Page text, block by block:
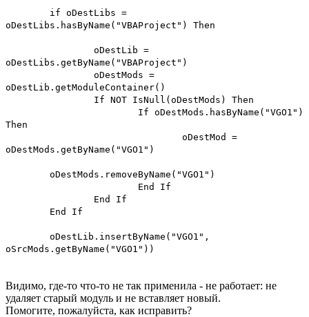
if oDestLibs =
oDestLibs.hasByName("VBAProject") Then
oDestLib =
oDestLibs.getByName("VBAProject")
oDestMods =
oDestLib.getModuleContainer()
If NOT IsNull(oDestMods) Then
If oDestMods.hasByName("VGO1")
Then
oDestMod =
oDestMods.getByName("VGO1")
oDestMods.removeByName("VGO1")
End If
End If
End If
oDestLib.insertByName("VGO1",
oSrcMods.getByName("VGO1"))
Видимо, где-то что-то не так применила - не работает: не
удаляет старый модуль и не вставляет новый.
Помогите, пожалуйста, как исправить?